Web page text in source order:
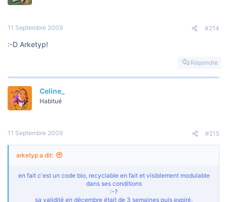
11 Septembre 2009 #214
:-D Arketyp!
Répondre
Celine_
Habitué
11 Septembre 2009 #215
arketyp a dit:
en fait c'est un code bio, recyclable en fait et visiblement modulable
dans ses conditions
:-?
sa validité en décembre était de 3 semaines puis expiré,